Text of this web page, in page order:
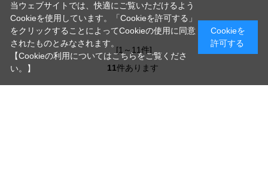
[1～11件]
11件あります
当ウェブサイトでは、快適にご覧いただけるよう
Cookieを使用しています。「Cookieを許可する」
をクリックすることによってCookieの使用に同意
されたものとみなされます。
【Cookieの利用についてはこちらをご覧くださ
い。】
Cookieを
許可する